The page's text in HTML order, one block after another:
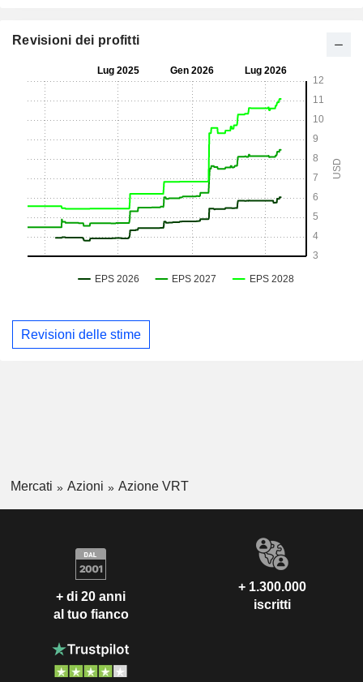
Revisioni dei profitti
Revisioni delle stime
Mercati Azioni Azione VRT
+ di 20 anni
al tuo fianco
+ 1.300.000
iscritti